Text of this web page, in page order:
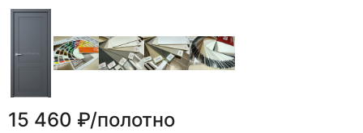
15 460 ₽/полотно